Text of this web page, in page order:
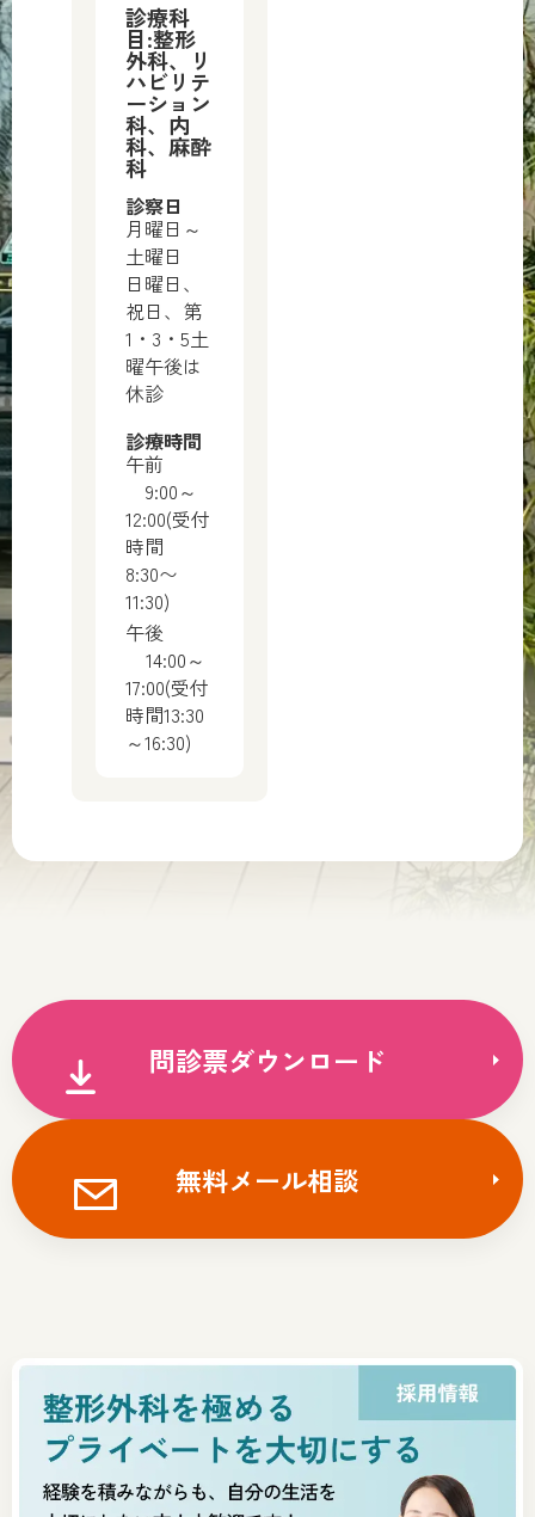
診療科
目:整形
外科、リ
ハビリテ
ーション
科、内
科、麻酔
科
診察日
月曜日～
土曜日
日曜日、
祝日、第
1・3・5土
曜午後は
休診
診療時間
午前
9:00～
12:00(受付
時間
8:30〜
11:30)
午後
14:00～
17:00(受付
時間13:30
～16:30)
問診票ダウンロード
無料メール相談